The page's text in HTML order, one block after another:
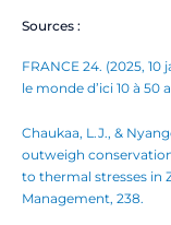
Sources :
FRANCE 24. (2025,
le monde d’ici 10 à 50
Chaukaa, L.J., &
outweigh
to thermal stresses in
Management, 238.